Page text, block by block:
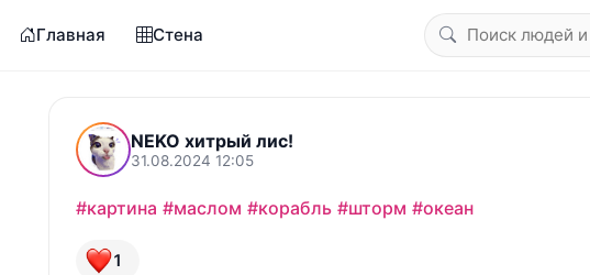
Главная Стена
NEKO хитрый лис!
31.08.2024 12:05
#картина #маслом #корабль #шторм #океан
1